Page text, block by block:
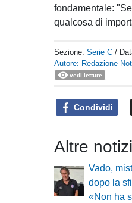
fondamentale:
qualcosa di
Sezione:Serie C /
Autore: Redazione
vedi letture
Condividi
Altre
Vado,
dopo la
«Non ha